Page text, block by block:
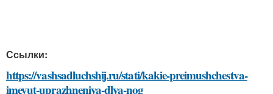
Ссылки:
https://vashsadluchshij.ru/stati/kakie-preimushchestva-
imeyut-uprazhneniya-dlya-nog